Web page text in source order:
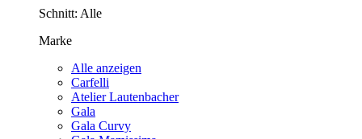
Schnitt: Alle
Marke
Alle anzeigen
Carfelli
Atelier Lautenbacher
Gala
Gala Curvy